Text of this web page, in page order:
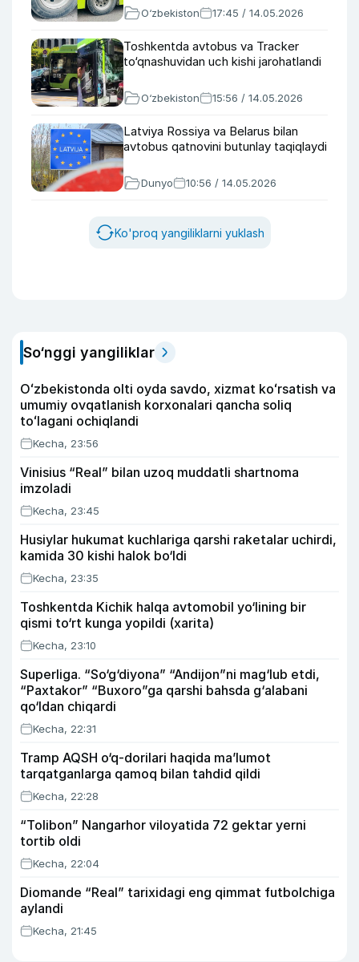
O‘zbekiston 17:45 / 14.05.2026
Toshkentda avtobus va Tracker
to‘qnashuvidan uch kishi jarohatlandi
O‘zbekiston 15:56 / 14.05.2026
Latviya Rossiya va Belarus bilan
avtobus qatnovini butunlay taqiqlaydi
Dunyo 10:56 / 14.05.2026
Ko'proq yangiliklarni yuklash
So‘nggi yangiliklar
Oʻzbekistonda olti oyda savdo, xizmat koʻrsatish va
umumiy ovqatlanish korxonalari qancha soliq
toʻlagani ochiqlandi
Kecha, 23:56
Vinisius “Real” bilan uzoq muddatli shartnoma
imzoladi
Kecha, 23:45
Husiylar hukumat kuchlariga qarshi raketalar uchirdi,
kamida 30 kishi halok bo‘ldi
Kecha, 23:35
Toshkentda Kichik halqa avtomobil yo‘lining bir
qismi to‘rt kunga yopildi (xarita)
Kecha, 23:10
Superliga. “So‘g‘diyona” “Andijon”ni mag‘lub etdi,
“Paxtakor” “Buxoro”ga qarshi bahsda g‘alabani
qo‘ldan chiqardi
Kecha, 22:31
Tramp AQSH o‘q-dorilari haqida ma’lumot
tarqatganlarga qamoq bilan tahdid qildi
Kecha, 22:28
“Tolibon” Nangarhor viloyatida 72 gektar yerni
tortib oldi
Kecha, 22:04
Diomande “Real” tarixidagi eng qimmat futbolchiga
aylandi
Kecha, 21:45